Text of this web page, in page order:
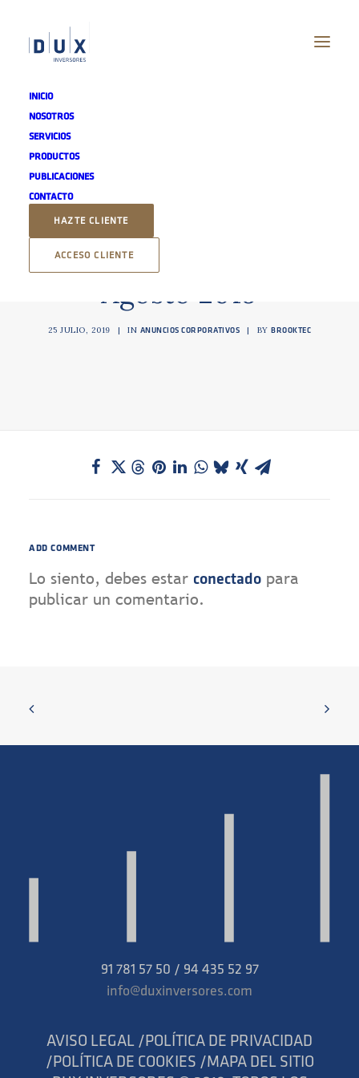
INICIO
NOSOTROS
SERVICIOS
PRODUCTOS
PUBLICACIONES
CONTACTO
HAZTE CLIENTE
ACCESO CLIENTE
Convocatoria Junta
General Extraordinaria
de Accionistas -
Agosto 2019
25 JULIO, 2019 | IN ANUNCIOS CORPORATIVOS | BYBROOKTEC
ADD COMMENT
Lo siento, debes estar conectado para
publicar un comentario.
91 781 57 50 / 94 435 52 97
info@duxinversores.com
AVISO LEGAL /POLÍTICA DE PRIVACIDAD
/POLÍTICA DE COOKIES /MAPA DEL SITIO